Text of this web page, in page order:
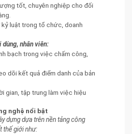
tốt, chuyên nghiệp cho đối
luật trong tổ chức, doanh
nhân viên:
bạch trong việc chấm công,
dõi kết quả điểm danh của bản
gian, tập trung làm việc hiệu
nghệ nổi bật
dựng dựa trên nền tảng công
thế giới như: